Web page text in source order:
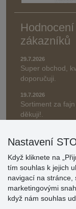
Hodnocení
zákazníků
29.7.2026
Super obchod,
doporučuji.
19.7.2026
Sortiment za
děkuji!.
» Aktuálně
* Recenze
Nastavení
Když kliknete na
tím souhlas k jejich
navigací na stránce,
marketingovými
když nám souhlas